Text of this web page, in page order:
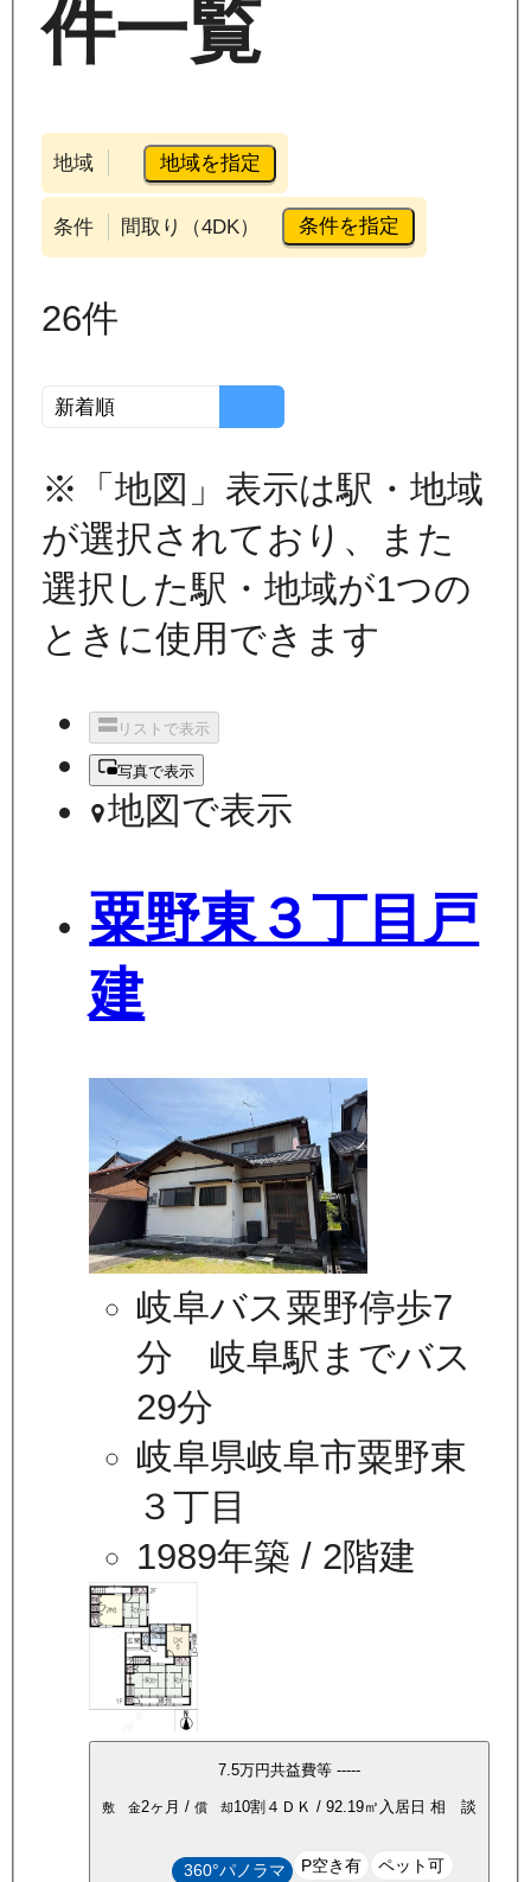
件一覧
地域 地域を指定
条件 間取り（4DK） 条件を指定
26件
※「地図」表示は駅・地域
が選択されており、また
選択した駅・地域が1つの
ときに使用できます
リストで表示
写真で表示
地図で表示
粟野東３丁目戸
建
岐阜バス粟野停歩7
分 岐阜駅までバス
29分
岐阜県岐阜市粟野東
３丁目
1989年築 / 2階建
7.5万円共益費等 -----
敷 金2ヶ月 / 償 却10割 ４ＤＫ / 92.19㎡ 入居日 相 談
360°パノラマ P空き有 ペット可